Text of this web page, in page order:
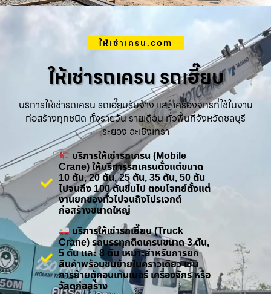
ให้เช่าเครน.com
ให้เช่ารถเครน รถเฮี๊ยบ
บริการให้เช่ารถเครน รถเฮี๊ยบรับจ้าง และ เครื่องจักรที่ใช้ในงาน
ก่อสร้างทุกชนิด ทั้งรายวัน รายเดือน ทั่วพื้นที่จังหวัดชลบุรี
ระยอง ฉะเชิงเทรา
บริการให้เช่ารถเครน (Mobile
Crane) ให้บริการรถเครนตั้งแต่ขนาด
10 ตัน, 20 ตัน, 25 ตัน, 35 ตัน, 50 ตัน
ไปจนถึง 100 ตันขึ้นไป ตอบโจทย์ตั้งแต่
งานยกของทั่วไปจนถึงโปรเจกต์
ก่อสร้างขนาดใหญ่
บริการให้เช่ารถเฮี๊ยบ (Truck
Crane) รถบรรทุกติดเครนขนาด 3 ตัน,
5 ตัน และ 8 ตัน เหมาะสำหรับการยก
สินค้าพร้อมขนย้ายในคราวเดียว เช่น
การย้ายตู้คอนเทนเนอร์ เครื่องจักร หรือ
วัสดุก่อสร้าง